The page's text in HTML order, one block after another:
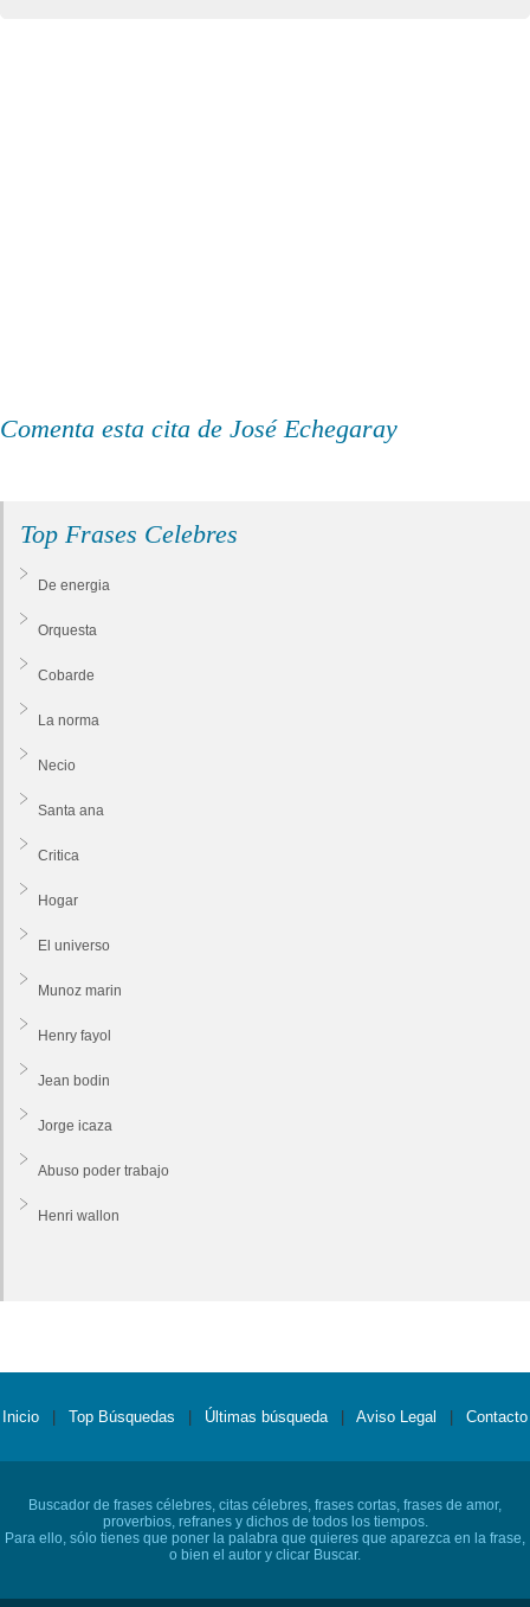
Comenta esta cita de José Echegaray
Top Frases Celebres
De energia
Orquesta
Cobarde
La norma
Necio
Santa ana
Critica
Hogar
El universo
Munoz marin
Henry fayol
Jean bodin
Jorge icaza
Abuso poder trabajo
Henri wallon
Inicio Top Búsquedas Últimas búsqueda Aviso Legal Contacto
Buscador de frases célebres, citas célebres, frases cortas, frases de amor,
proverbios, refranes y dichos de todos los tiempos.
Para ello, sólo tienes que poner la palabra que quieres que aparezca en la frase,
o bien el autor y clicar Buscar.